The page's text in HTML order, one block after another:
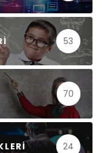
53
70
24